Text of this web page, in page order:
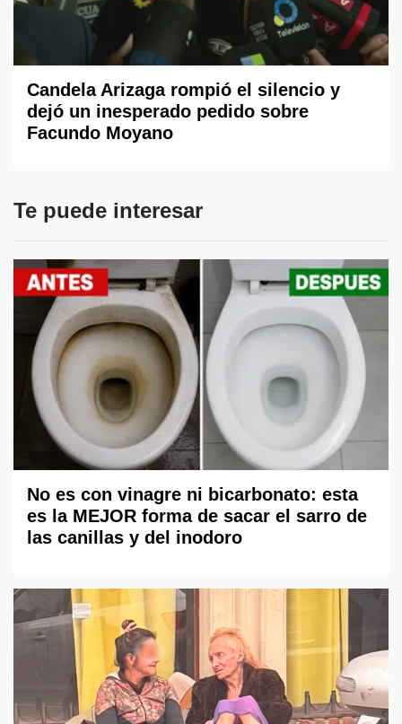
Candela Arizaga rompió el silencio y
dejó un inesperado pedido sobre
Facundo Moyano
Te puede interesar
No es con vinagre ni bicarbonato: esta
es la MEJOR forma de sacar el sarro de
las canillas y del inodoro